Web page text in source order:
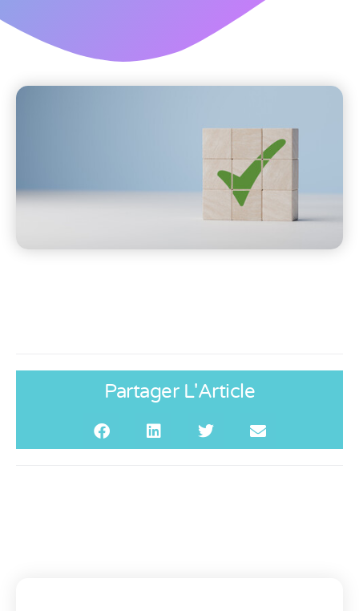
Partager L'Article